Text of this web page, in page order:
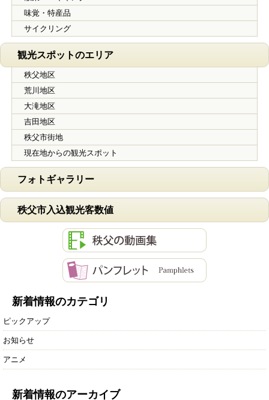
味覚・特産品
サイクリング
観光スポットのエリア
秩父地区
荒川地区
大滝地区
吉田地区
秩父市街地
現在地からの観光スポット
フォトギャラリー
秩父市入込観光客数値
新着情報のカテゴリ
ピックアップ
お知らせ
アニメ
新着情報のアーカイブ